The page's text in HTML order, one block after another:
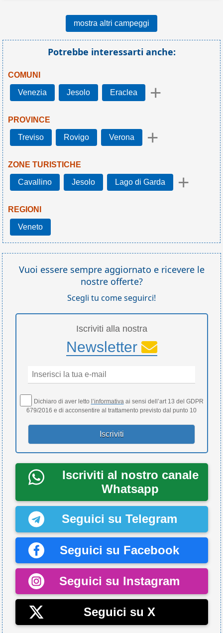
mostra altri campeggi
Potrebbe interessarti anche:
COMUNI
Venezia Jesolo Eraclea +
PROVINCE
Treviso Rovigo Verona +
ZONE TURISTICHE
Cavallino Jesolo Lago di Garda +
REGIONI
Veneto
Vuoi essere sempre aggiornato e ricevere le
nostre offerte?
Scegli tu come seguirci!
Iscriviti alla nostra
Newsletter
Dichiaro di aver letto l’informativa ai sensi dell’art 13 del GDPR
679/2016 e di acconsentire al trattamento previsto dal punto 10
Iscriviti al nostro canale
Whatsapp
Seguici su Telegram
Seguici su Facebook
Seguici su Instagram
Seguici su X